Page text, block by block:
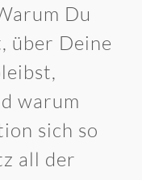
Du
über Deine
warum
sich so
all der